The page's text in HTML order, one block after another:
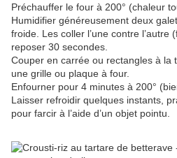
Préchauffer le four à 200° (chaleur
Humidifier généreusement deux
froide. Les coller l’une contre l’autre
reposer 30 secondes.
Couper en carrée ou rectangles à la
une grille ou plaque à four.
Enfourner pour 4 minutes à 200°
Laisser refroidir quelques instants,
pour farcir à l’aide d’un objet pointu.